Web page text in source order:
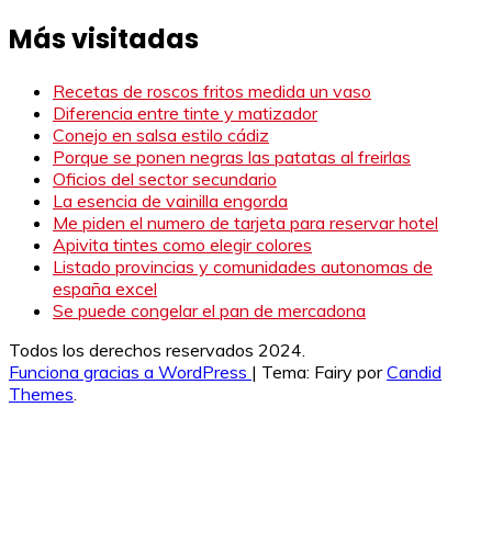
Más visitadas
Recetas de roscos fritos medida un vaso
Diferencia entre tinte y matizador
Conejo en salsa estilo cádiz
Porque se ponen negras las patatas al freirlas
Oficios del sector secundario
La esencia de vainilla engorda
Me piden el numero de tarjeta para reservar hotel
Apivita tintes como elegir colores
Listado provincias y comunidades autonomas de
españa excel
Se puede congelar el pan de mercadona
Todos los derechos reservados 2024.
Funciona gracias a WordPress | Tema: Fairy porCandid
Themes.